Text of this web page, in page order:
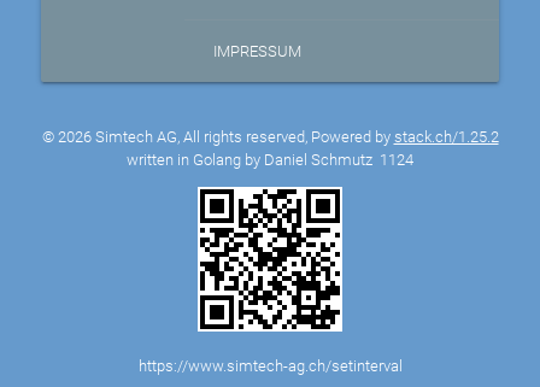
IMPRESSUM
© 2026 Simtech AG, All rights reserved, Powered by stack.ch/1.25.2
written in Golang by Daniel Schmutz 1124
https://www.simtech-ag.ch/setinterval